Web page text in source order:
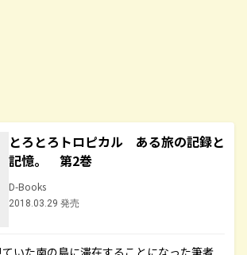
とろとろトロピカル ある旅の記録と
記憶。 第2巻
D-Books
2018.03.29 発売
いた南の島に滞在することになった筆者